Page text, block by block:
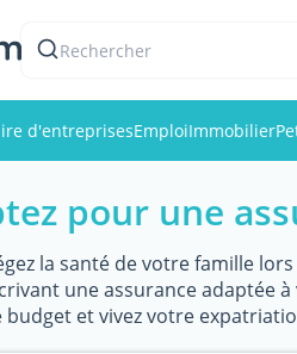
Rechercher
d'entreprisesEmploiImmobilier
pour une
la santé de votre famille
une assurance adaptée
budget et vivez votre